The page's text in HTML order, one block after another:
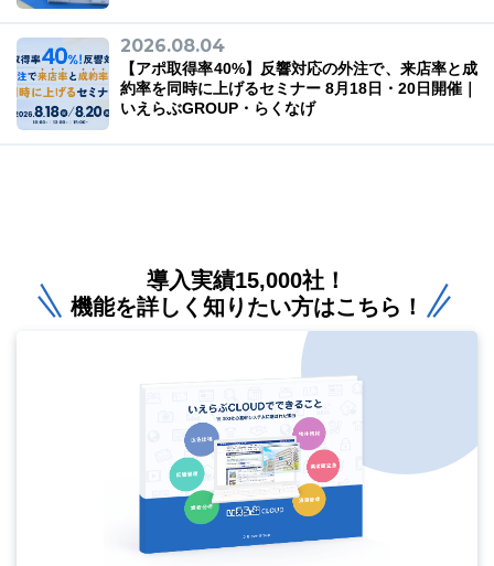
2026.08.04
【アポ取得率40%】反響対応の外注で、来店率と成
約率を同時に上げるセミナー 8月18日・20日開催｜
いえらぶGROUP・らくなげ
導入実績15,000社！
機能を詳しく知りたい方はこちら！